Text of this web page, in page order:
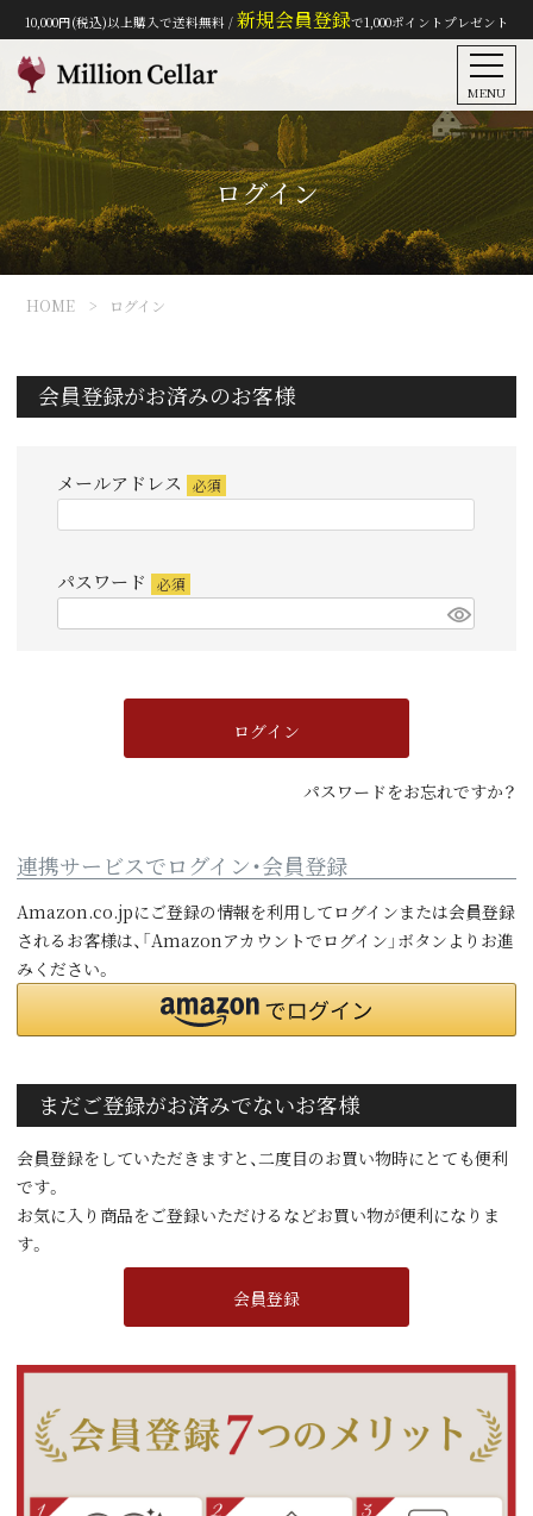
10,000円(税込)以上購入で送料無料 / 新規会員登録で1,000ポイントプレゼント
MENU
ログイン
HOME ログイン
会員登録がお済みのお客様
メールアドレス
パスワード
ログイン
パスワードをお忘れですか？
連携サービスでログイン・会員登録
Amazon.co.jpにご登録の情報を利用してログインまたは会員登録
されるお客様は、「Amazonアカウントでログイン」ボタンよりお進
みください。
まだご登録がお済みでないお客様
会員登録をしていただきますと、二度目のお買い物時にとても便利
です。
お気に入り商品をご登録いただけるなどお買い物が便利になりま
す。
会員登録